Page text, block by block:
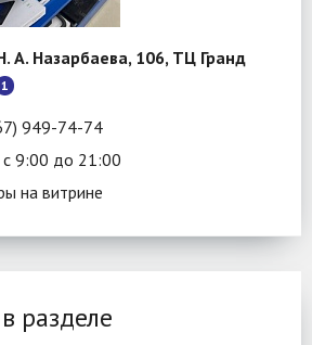
А. Назарбаева, 106, ТЦ Гранд
1
949-74-74
с 9:00 до 21:00
на витрине
разделе